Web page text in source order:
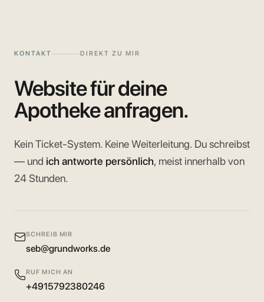
KONTAKT DIREKT ZU MIR
Website für deine
Apotheke anfragen.
Kein Ticket-System. Keine Weiterleitung. Du schreibst
— und ich antworte persönlich, meist innerhalb von
24 Stunden.
SCHREIB MIR
seb@grundworks.de
RUF MICH AN
+4915792380246